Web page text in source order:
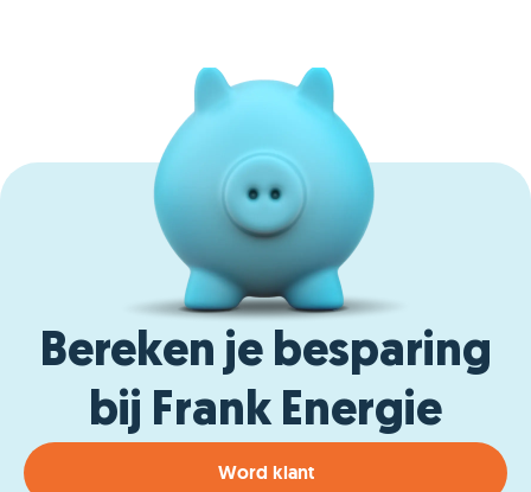
Bereken je besparing
bij Frank Energie
Word klant